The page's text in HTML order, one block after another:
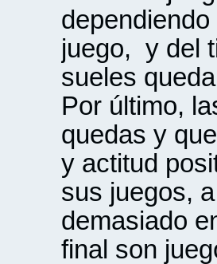
juego, y del
sueles
Por último,
quedas y
y actitud
sus juegos,
demasiado
final son